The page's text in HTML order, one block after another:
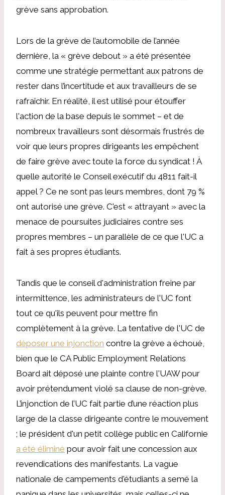
grève sans approbation.
Lors de la grève de l’automobile de l’année
dernière, la « grève debout » a été présentée
comme une stratégie permettant aux patrons de
rester dans l’incertitude et aux travailleurs de se
rafraîchir. En réalité, il est utilisé pour étouffer
l'action de la base depuis le sommet – et de
nombreux travailleurs sont désormais frustrés de
voir que leurs propres dirigeants les empêchent
de faire grève avec toute la force du syndicat ! À
quelle autorité le Conseil exécutif du 4811 fait-il
appel ? Ce ne sont pas leurs membres, dont 79 %
ont autorisé une grève. C'est « attrayant » avec la
menace de poursuites judiciaires contre ses
propres membres – un parallèle de ce que l'UC a
fait à ses propres étudiants.
Tandis que le conseil d'administration freine par
intermittence, les administrateurs de l'UC font
tout ce qu'ils peuvent pour mettre fin
complètement à la grève. La tentative de l'UC de
déposer une injonction contre la grève a échoué,
bien que le CA Public Employment Relations
Board ait déposé une plainte contre l'UAW pour
avoir prétendument violé sa clause de non-grève.
L’injonction de l’UC fait partie d’une réaction plus
large de la classe dirigeante contre le mouvement
; le président d'un petit collège public en Californie
a été éliminé pour avoir fait une concession aux
revendications des manifestants. La vague
nationale de campements d'étudiants a semé la